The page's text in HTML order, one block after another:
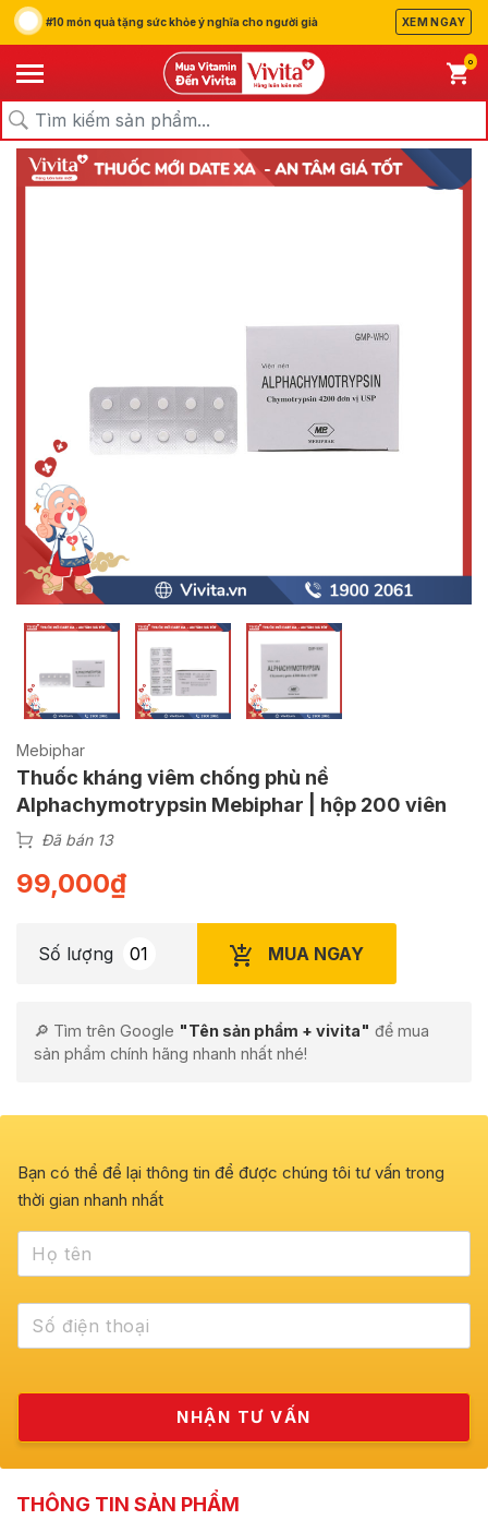
#10 món quà tặng sức khỏe ý nghĩa cho người già XEM NGAY
0
Trang chủ/Sản Phẩm/Thuốc
Mebiphar
Thuốc kháng viêm chống phù nề
Alphachymotrypsin Mebiphar | hộp 200 viên
Đã bán 13
99,000₫
Số lượng MUA NGAY
🔎 Tìm trên Google "Tên sản phẩm + vivita" để mua
sản phẩm chính hãng nhanh nhất nhé!
Bạn có thể để lại thông tin để được chúng tôi tư vấn trong
thời gian nhanh nhất
THÔNG TIN SẢN PHẨM